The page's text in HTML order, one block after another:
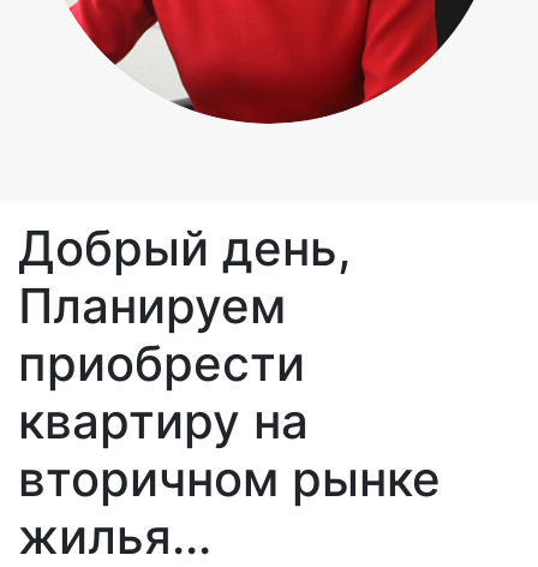
Добрый день,
Планируем
приобрести
квартиру на
вторичном рынке
жилья...